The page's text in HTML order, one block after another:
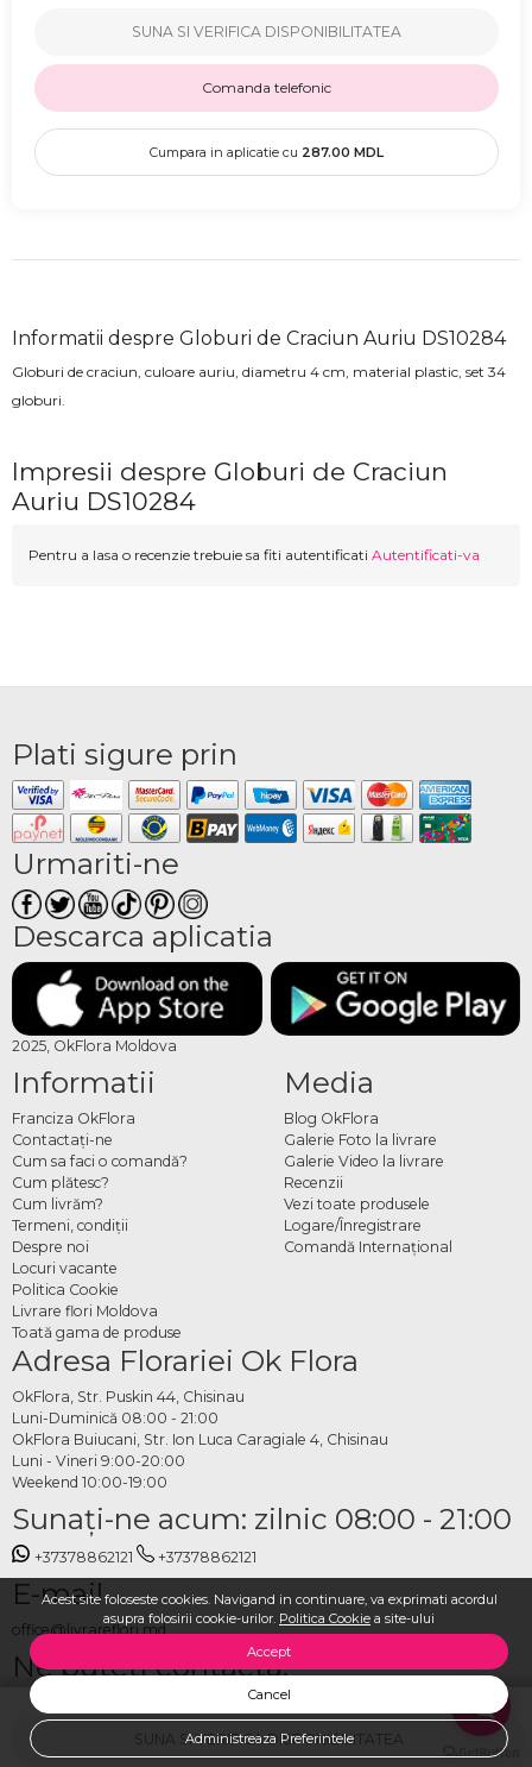
Acest site foloseste cookies. Navigand in continuare, va exprimati acordul
asupra folosirii cookie-urilor. Politica Cookie a site-ului
Accept
Cancel
Administreaza Preferintele
SUNA SI VERIFICA DISPONIBILITATEA
SUNA SI VERIFICA DISPONIBILITATEA
Comanda telefonic
Cumpara in aplicatie cu 287.00 MDL
Informatii despre Globuri de Craciun Auriu DS10284
Globuri de craciun, culoare auriu, diametru 4 cm, material plastic, set 34
globuri.
Impresii despre Globuri de Craciun
Auriu DS10284
Pentru a lasa o recenzie trebuie sa fiti autentificati Autentificati-va
Plati sigure prin
Urmariti-ne
Descarca aplicatia
2025, OkFlora Moldova
Informatii
Franciza OkFlora
Contactaţi-ne
Cum sa faci o comandă?
Cum plătesc?
Cum livrăm?
Termeni, condiţii
Despre noi
Locuri vacante
Politica Cookie
Livrare flori Moldova
Toată gama de produse
Media
Blog OkFlora
Galerie Foto la livrare
Galerie Video la livrare
Recenzii
Vezi toate produsele
Logare/Înregistrare
Comandă Internațional
Adresa Florariei Ok Flora
OkFlora, Str. Puskin 44, Chisinau
Luni-Duminică 08:00 - 21:00
OkFlora Buiucani, Str. Ion Luca Caragiale 4, Chisinau
Luni - Vineri 9:00-20:00
Weekend 10:00-19:00
Sunaţi-ne acum: zilnic 08:00 - 21:00
+37378862121 +37378862121
E-mail
office@livrareflori.md
Ne puteți contacta:
whatsapp